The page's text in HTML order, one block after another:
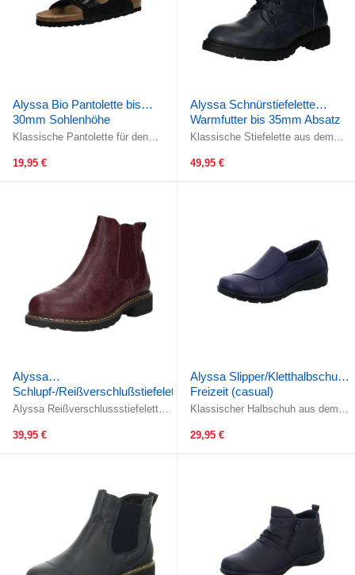
Alyssa Bio Pantolette bis
30mm Sohlenhöhe
Klassische Pantolette für den
verstellbare Riemen über dem Rist
19,95 €
Alyssa Schnürstiefelette
Warmfutter bis 35mm Absatz
(casual)
Klassische Stiefelette aus dem
wunderschönem dunkelblauem
49,95 €
Alyssa
Schlupf-/Reißverschlußstiefelette
Warmfutter bis 35mm Absatz
Alyssa Reißverschlussstiefelette –
Reißverschlussstiefelette ...
39,95 €
Alyssa Slipper/Kletthalbschuh
Freizeit (casual)
Klassischer Halbschuh aus dem
Ausstattung im Bereich des
29,95 €